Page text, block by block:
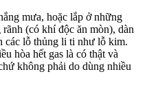
mưa, hoặc lắp ở những
(có khí độc ăn mòn), dàn
các lỗ thủng li ti như lỗ kim.
hòa hết gas là có thật và
không phải do dùng nhiều